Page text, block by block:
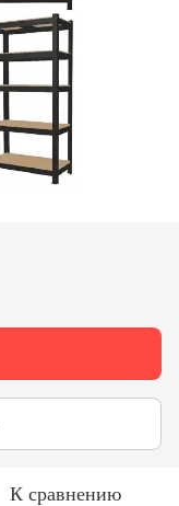
К сравнению